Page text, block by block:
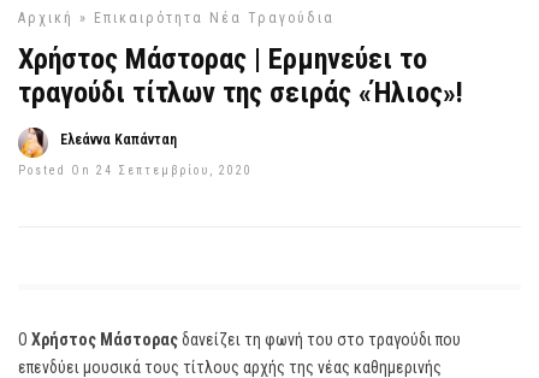
Αρχική » Επικαιρότητα Νέα Τραγούδια
Χρήστος Μάστορας | Ερμηνεύει το
τραγούδι τίτλων της σειράς «Ήλιος»!
Ελεάννα Καπάνταη
Posted On 24 Σεπτεμβρίου, 2020
Ο Χρήστος Μάστοραςδανείζει τη φωνή του στο τραγούδι που
επενδύει μουσικά τους τίτλους αρχής της νέας καθημερινής